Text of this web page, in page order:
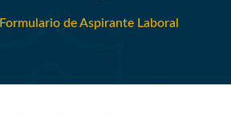
Formulario de Aspirante Laboral